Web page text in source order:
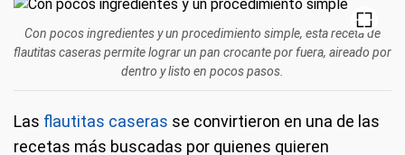
Con pocos ingredientes y un procedimiento simple, esta receta de
flautitas caseras permite lograr un pan crocante por fuera, aireado por
dentro y listo en pocos pasos.
Las flautitas caseras se convirtieron en una de las
recetas más buscadas por quienes quieren